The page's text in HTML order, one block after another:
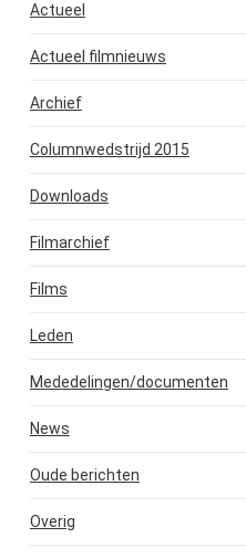
Actueel
Actueel filmnieuws
Archief
Columnwedstrijd 2015
Downloads
Filmarchief
Films
Leden
Mededelingen/documenten
News
Oude berichten
Overig